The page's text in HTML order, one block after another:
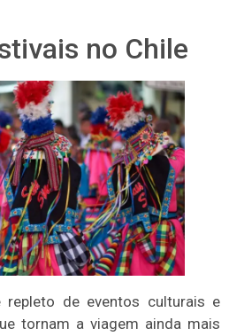
no Chile
repleto de eventos culturais e
tornam a viagem ainda mais